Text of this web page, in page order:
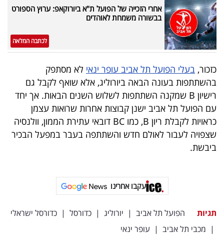
פרסמו
באייס
עקבו
אחרינו:
אחרי הזכייה של הפועל ת"א ביורוקאפ: ערוץ הספורט
בבשורה משמחת לאוהדים
לכתבה המלאה
כזכור, בעלי הפועל תל אביב עופר ינאי לא מסתפק
בהשתתפות בעונה הבאה ביורוליג, אלא שואף לקבל גם
רישיון B שמקנה השתתפות לשלוש השנים הבאות. אך יחד
עם הפועל תל אביב ישנן קבוצות אחרות שרואות עצמן
כראויות לקבלת ריון B, כמו BC דובאי עתירת הממון, וולנסיה
שצפויה לעבור לאולם חדש והשתתפה בעבר במפעל הבכיר
ביבשת.
עקבו אחרינו
תגיות הפועל תל אביב | יורוליג | כדורסל | כדורסל ישראלי
| מכבי תל אביב | עופר ינאי